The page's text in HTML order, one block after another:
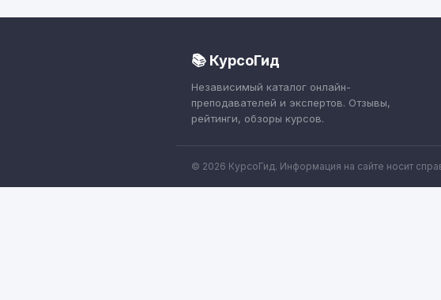
📚 КурсоГид
Независимый каталог онлайн-
преподавателей и экспертов. Отзывы,
рейтинги, обзоры курсов.
© 2026 КурсоГид. Информация на сайте носит